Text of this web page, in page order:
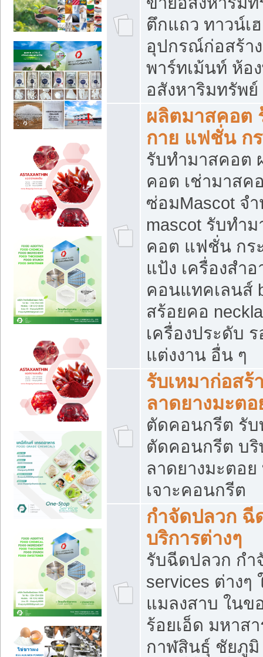
ตึกแถว ทาวน์เ
อุปกรณ์ก่อสร้า
พาร์ทเม้นท์ ห้อ
อสังหาริมทรัพ
ผลิตมาสคอต
กาย แฟชั่น กร
รับทำมาสคอต
คอต เช่ามาสค
ซ่อมMascot จ
mascot รับทำ
คอต แฟชั่น กระ
แป้ง เครื่องสำ
คอนแทคเลนส์
สร้อยคอ
เครื่องประดับ ร
แต่งงาน อื่น ๆ
รับเหมาก่อส
ลาดยางมะต
ตัดคอนกรีต รับ
ตัดคอนกรีต บริ
ลาดยางมะตอ
เจาะคอนกรีต
กำจัดปลวก ฉี
บริการต่างๆ
รับฉีดปลวก กำ
services ต่าง
แมลงสาบ ใน
ร้อยเอ็ด มหาส
กาฬสินธุ์ ชัยภู